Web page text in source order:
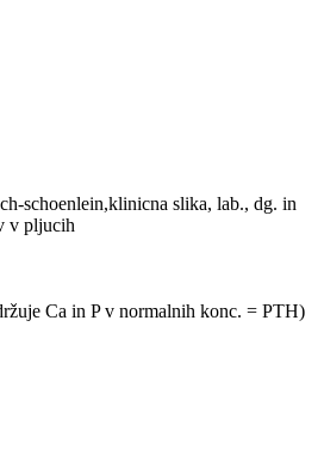
schoenlein,klinicna slika, lab., dg. in
v pljucih
Ca in P v normalnih konc. = PTH)